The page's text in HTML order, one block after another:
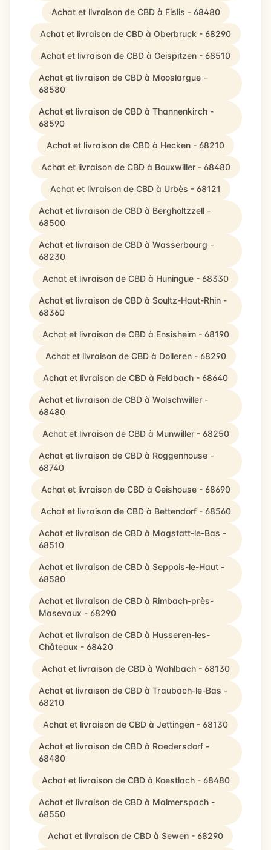
Achat et livraison de CBD à Fislis - 68480
Achat et livraison de CBD à Oberbruck - 68290
Achat et livraison de CBD à Geispitzen - 68510
Achat et livraison de CBD à Mooslargue -
68580
Achat et livraison de CBD à Thannenkirch -
68590
Achat et livraison de CBD à Hecken - 68210
Achat et livraison de CBD à Bouxwiller - 68480
Achat et livraison de CBD à Urbès - 68121
Achat et livraison de CBD à Bergholtzzell -
68500
Achat et livraison de CBD à Wasserbourg -
68230
Achat et livraison de CBD à Huningue - 68330
Achat et livraison de CBD à Soultz-Haut-Rhin -
68360
Achat et livraison de CBD à Ensisheim - 68190
Achat et livraison de CBD à Dolleren - 68290
Achat et livraison de CBD à Feldbach - 68640
Achat et livraison de CBD à Wolschwiller -
68480
Achat et livraison de CBD à Munwiller - 68250
Achat et livraison de CBD à Roggenhouse -
68740
Achat et livraison de CBD à Geishouse - 68690
Achat et livraison de CBD à Bettendorf - 68560
Achat et livraison de CBD à Magstatt-le-Bas -
68510
Achat et livraison de CBD à Seppois-le-Haut -
68580
Achat et livraison de CBD à Rimbach-près-
Masevaux - 68290
Achat et livraison de CBD à Husseren-les-
Châteaux - 68420
Achat et livraison de CBD à Wahlbach - 68130
Achat et livraison de CBD à Traubach-le-Bas -
68210
Achat et livraison de CBD à Jettingen - 68130
Achat et livraison de CBD à Raedersdorf -
68480
Achat et livraison de CBD à Koestlach - 68480
Achat et livraison de CBD à Malmerspach -
68550
Achat et livraison de CBD à Sewen - 68290